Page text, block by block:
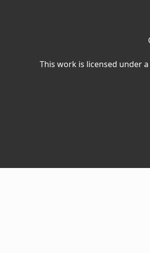
This work is licensed under a